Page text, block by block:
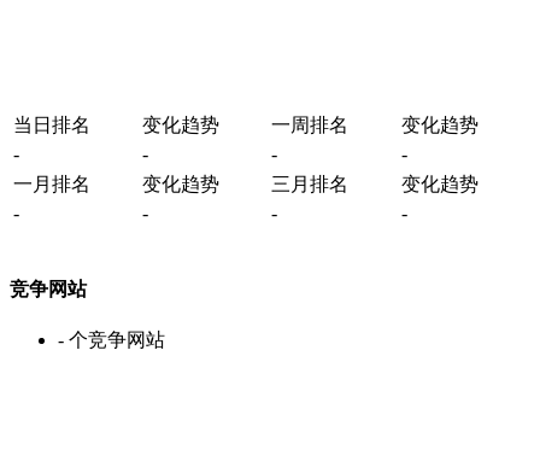
当日排名 变化趋势 一周排名
变化趋势
-
- -
-
一月排名
变化趋势 三月排名
变化趋势
-
- - -
竞争网站
- 个竞争网站